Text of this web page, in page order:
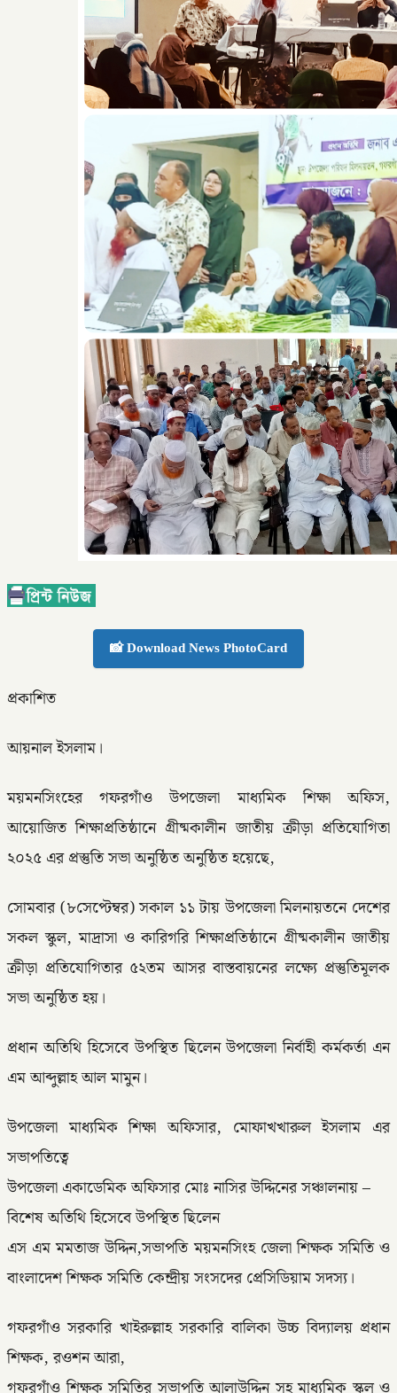
📸 Download News PhotoCard
প্রকাশিত
আয়নাল ইসলাম।
ময়মনসিংহের গফরগাঁও উপজেলা মাধ্যমিক শিক্ষা অফিস,
আয়োজিত শিক্ষাপ্রতিষ্ঠানে গ্রীষ্মকালীন জাতীয় ক্রীড়া প্রতিযোগিতা
২০২৫ এর প্রস্তুতি সভা অনুষ্ঠিত অনুষ্ঠিত হয়েছে,
সোমবার (৮সেপ্টেম্বর) সকাল ১১ টায় উপজেলা মিলনায়তনে দেশের
সকল স্কুল, মাদ্রাসা ও কারিগরি শিক্ষাপ্রতিষ্ঠানে গ্রীষ্মকালীন জাতীয়
ক্রীড়া প্রতিযোগিতার ৫২তম আসর বাস্তবায়নের লক্ষ্যে প্রস্তুতিমূলক
সভা অনুষ্ঠিত হয়।
প্রধান অতিথি হিসেবে উপস্থিত ছিলেন উপজেলা নির্বাহী কর্মকর্তা এন
এম আব্দুল্লাহ আল মামুন।
উপজেলা মাধ্যমিক শিক্ষা অফিসার, মোফাখখারুল ইসলাম এর
সভাপতিত্বে
উপজেলা একাডেমিক অফিসার মোঃ নাসির উদ্দিনের সঞ্চালনায় –
বিশেষ অতিথি হিসেবে উপস্থিত ছিলেন
এস এম মমতাজ উদ্দিন,সভাপতি ময়মনসিংহ জেলা শিক্ষক সমিতি ও
বাংলাদেশ শিক্ষক সমিতি কেন্দ্রীয় সংসদের প্রেসিডিয়াম সদস্য।
গফরগাঁও সরকারি খাইরুল্লাহ সরকারি বালিকা উচ্চ বিদ্যালয় প্রধান
শিক্ষক, রওশন আরা,